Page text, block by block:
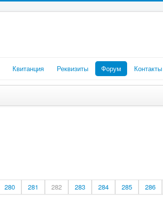
Квитанция Реквизиты Форум Контакты
280 281 282 283 284 285 286